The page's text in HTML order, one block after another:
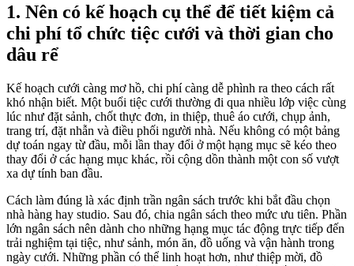
1. Nên có kế hoạch cụ thể để tiết kiệm cả
chi phí tổ chức tiệc cưới và thời gian cho
dâu rể
Kế hoạch cưới càng mơ hồ, chi phí càng dễ phình ra theo cách rất
khó nhận biết. Một buổi tiệc cưới thường đi qua nhiều lớp việc cùng
lúc như đặt sảnh, chốt thực đơn, in thiệp, thuê áo cưới, chụp ảnh,
trang trí, đặt nhẫn và điều phối người nhà. Nếu không có một bảng
dự toán ngay từ đầu, mỗi lần thay đổi ở một hạng mục sẽ kéo theo
thay đổi ở các hạng mục khác, rồi cộng dồn thành một con số vượt
xa dự tính ban đầu.
Cách làm đúng là xác định trần ngân sách trước khi bắt đầu chọn
nhà hàng hay studio. Sau đó, chia ngân sách theo mức ưu tiên. Phần
lớn ngân sách nên dành cho những hạng mục tác động trực tiếp đến
trải nghiệm tại tiệc, như sảnh, món ăn, đồ uống và vận hành trong
ngày cưới. Những phần có thể linh hoạt hơn, như thiệp mời, đồ